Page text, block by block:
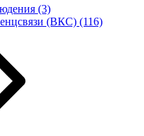
(3)
(ВКС) (116)